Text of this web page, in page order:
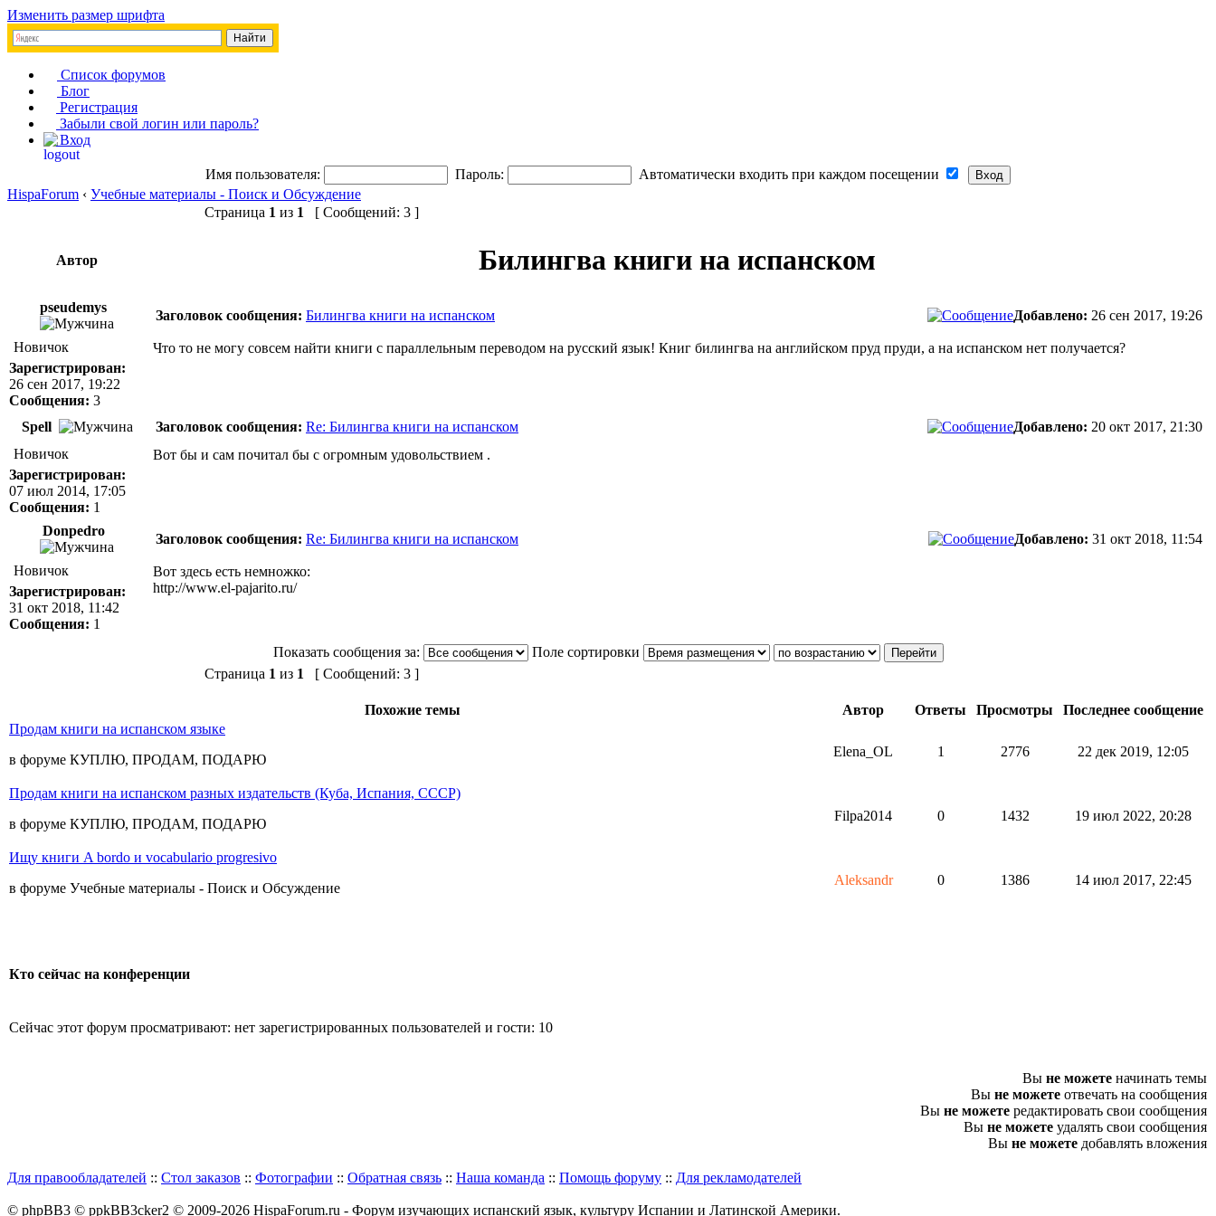
Изменить размер шрифта
Список форумов
Блог
Регистрация
Забыли свой логин или пароль?
Вход
Имя пользователя: Пароль:
Автоматически входить при каждом посещении
HispaForum ‹ Учебные материалы - Поиск и Обсуждение
Страница 1 из 1 [ Сообщений: 3 ]
Автор Билингва книги на испанском
pseudemys
Заголовок сообщения: Билингва книги на испанском Добавлено: 26 сен 2017, 19:26
Новичок
Зарегистрирован:
26 сен 2017, 19:22
Сообщения: 3
Что то не могу совсем найти книги с параллельным переводом на русский язык! Книг билингва на английском пруд пруди, а на испанском нет получается?
Spell Заголовок сообщения: Re: Билингва книги на испанском Добавлено: 20 окт 2017, 21:30
Новичок
Зарегистрирован:
07 июл 2014, 17:05
Сообщения: 1
Вот бы и сам почитал бы с огромным удовольствием .
Donpedro
Заголовок сообщения: Re: Билингва книги на испанском Добавлено: 31 окт 2018, 11:54
Новичок
Зарегистрирован:
31 окт 2018, 11:42
Сообщения: 1
Вот здесь есть немножко:
http://www.el-pajarito.ru/
Показать сообщения за:
Поле сортировки
Страница 1 из 1 [ Сообщений: 3 ]
Похожие темы Автор Ответы Просмотры
Последнее сообщение
Продам книги на испанском языке
в форуме КУПЛЮ, ПРОДАМ, ПОДАРЮ
Elena_OL 1 2776 22 дек 2019, 12:05
Продам книги на испанском разных издательств (Куба, Испания, СССР)
в форуме КУПЛЮ, ПРОДАМ, ПОДАРЮ
Filpa2014 0 1432 19 июл 2022, 20:28
Ищу книги A bordo и vocabulario progresivo
в форуме Учебные материалы - Поиск и Обсуждение
Aleksandr 0 1386 14 июл 2017, 22:45
Кто сейчас на конференции
Сейчас этот форум просматривают: нет зарегистрированных пользователей и гости: 10
Вы не можете начинать темы
Вы не можете отвечать на сообщения
Вы не можете редактировать свои сообщения
Вы не можете удалять свои сообщения
Вы не можете добавлять вложения
Для правообладателей :: Стол заказов :: Фотографии :: Обратная связь :: Наша команда :: Помощь форуму :: Для рекламодателей
© phpBB3 © ppkBB3cker2 © 2009-2026 HispaForum.ru - Форум изучающих испанский язык, культуру Испании и Латинской Америки.